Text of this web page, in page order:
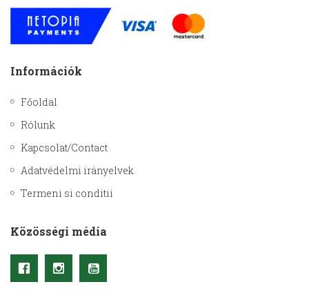
Információk
Főoldal
Rólunk
Kapcsolat/Contact
Adatvédelmi irányelvek
Termeni si conditii
Közösségi média